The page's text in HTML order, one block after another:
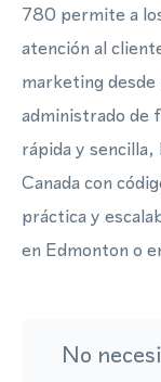
780 permite a
atención al
marketing
administrado de
rápida y
Canada con
práctica y
en Edmonton o
No